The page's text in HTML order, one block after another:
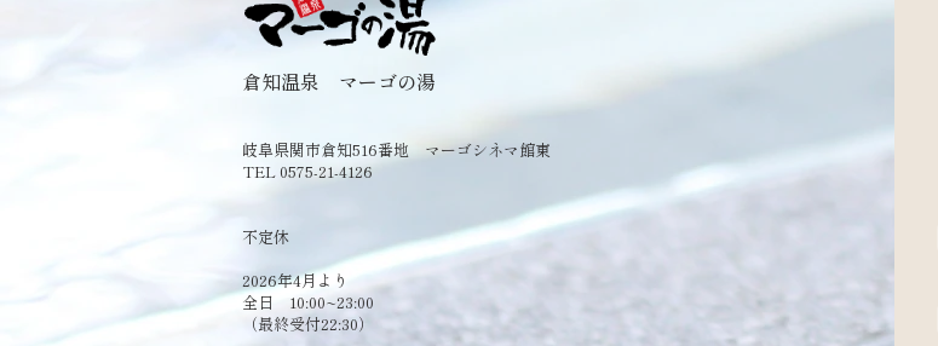
倉知温泉 マーゴの湯
岐阜県関市倉知516番地 マーゴシネマ館東
TEL 0575-21-4126
​不定休
2026年4月より
全日 10:00~23:00
（最終受付22:30）